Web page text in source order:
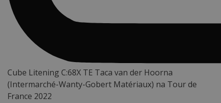
Cube Litening C:68X TE Taca van der Hoorna
(Intermarché-Wanty-Gobert Matériaux) na Tour de
France 2022